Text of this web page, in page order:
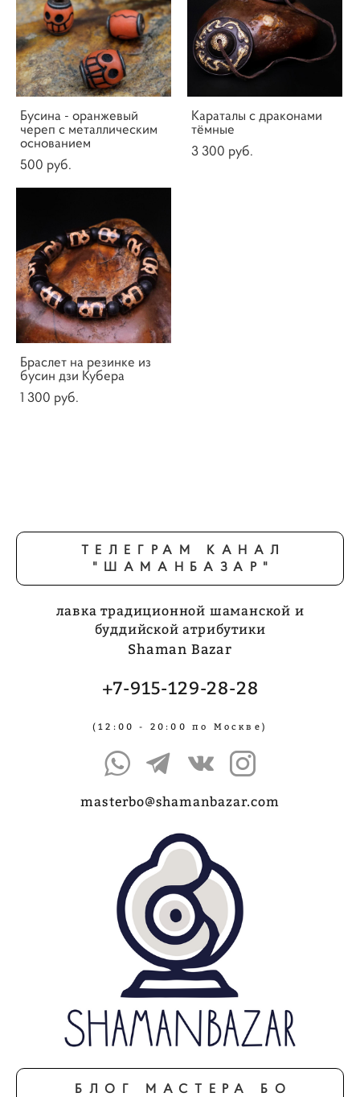
Бусина - оранжевый
череп с металлическим
основанием
500 pуб.
Караталы с драконами
тёмные
3 300 pуб.
Браслет на резинке из
бусин дзи Кубера
1 300 pуб.
ТЕЛЕГРАМ КАНАЛ
"ШАМАНБАЗАР"
лавка традиционной шаманской и
буддийской атрибутики
Shaman Bazar
+7-915-129-28-28
(12:00 - 20:00 по Москве)
masterbo@shamanbazar.com
БЛОГ МАСТЕРА БО